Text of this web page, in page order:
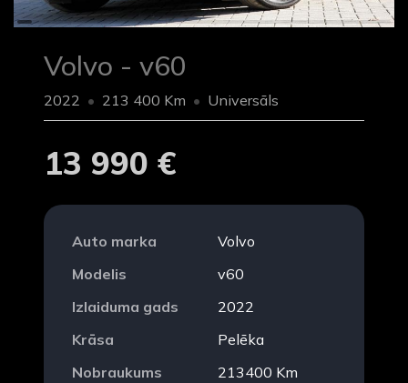
Volvo - v60
2022 213 400 Km Universāls
13 990 €
Auto marka
Volvo
Modelis
v60
Izlaiduma gads
2022
Krāsa
Pelēka
Nobraukums
213400 Km